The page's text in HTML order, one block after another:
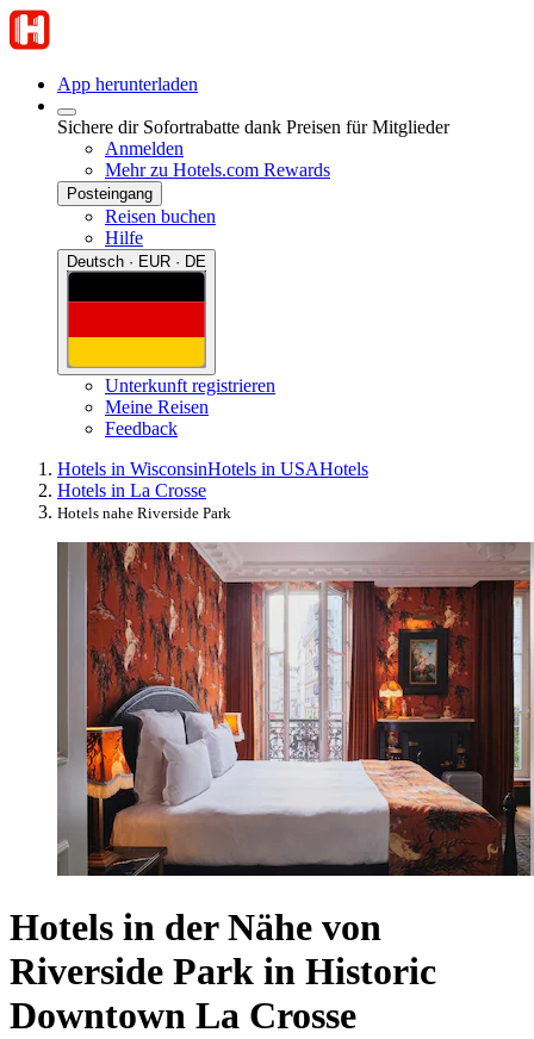
App herunterladen
Sichere dir Sofortrabatte dank Preisen für Mitglieder
Anmelden
Mehr zu Hotels.com Rewards
Posteingang
Reisen buchen
Hilfe
Deutsch · EUR · DE
Unterkunft registrieren
Meine Reisen
Feedback
Hotels in WisconsinHotels in USAHotels
Hotels in La Crosse
Hotels nahe Riverside Park
Hotels in der Nähe von
Riverside Park in Historic
Downtown La Crosse